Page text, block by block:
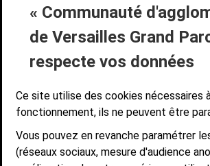
« Communauté
de Versailles Grand
respecte vos données
Ce site utilise des cookies nécessaires
fonctionnement, ils ne peuvent être
Vous pouvez en revanche paramétrer
(réseaux sociaux, mesure d'audience
Liens bas de page
CONTACT MENTIONS LÉGALES
ACCESSIBILITÉ NUMÉRIQUE
Suivez-nous
SUIVEZ-NOUS SUR
Communauté d'agglomération
Grand Parc